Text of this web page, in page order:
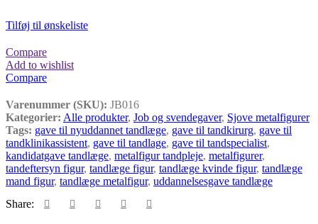
Tilføj til ønskeliste
Compare
Add to wishlist
Compare
Varenummer (SKU): JB016
Kategorier: Alle produkter, Job og svendegaver, Sjove metalfigurer
Tags: gave til nyuddannet tandlæge, gave til tandkirurg, gave til
tandklinikassistent, gave til tandlage, gave til tandspecialist,
kandidatgave tandlæge, metalfigur tandpleje, metalfigurer,
tandeftersyn figur, tandlæge figur, tandlæge kvinde figur, tandlæge
mand figur, tandlæge metalfigur, uddannelsesgave tandlæge
Share: